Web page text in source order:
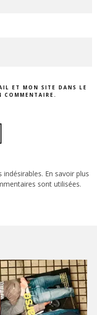
ET MON SITE DANS LE
COMMENTAIRE.
indésirables. En savoir plus
sont utilisées.